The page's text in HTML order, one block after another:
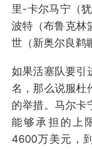
里-卡尔马宁（
波特（布鲁克林
世（新奥尔良鹈
如果活塞队要引
名，那么说服杜
的举措。马尔卡
能够承担的上
4600万美元，